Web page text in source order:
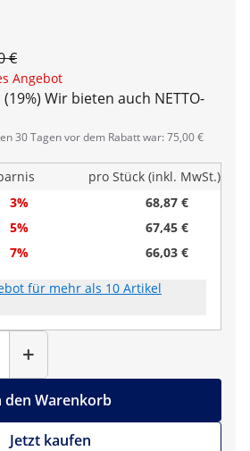
€
Angebot
Wir bieten auch NETTO-
30 Tagen vor dem Rabatt war: 75,00 €
pro Stück (inkl. MwSt.)
3%
68,87 €
5%
67,45 €
7% 66,03 €
für mehr als 10 Artikel
+
den Warenkorb
Jetzt kaufen